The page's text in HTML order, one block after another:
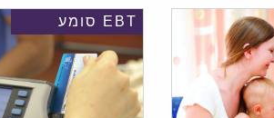
EBT סומע